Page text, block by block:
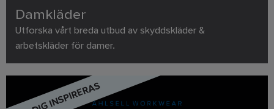
Damkläder
Utforska vårt breda utbud av skyddskläder &
arbetskläder för damer.